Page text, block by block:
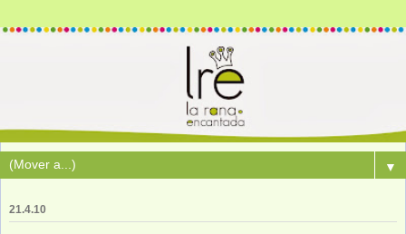
▼
21.4.10